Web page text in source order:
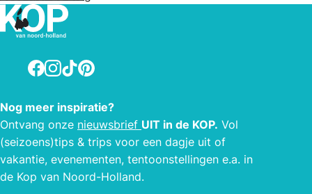
Facebook
Instagram
TikTokPinterest
Nog meer inspiratie?
Ontvang onze nieuwsbrief UIT in de KOP. Vol
(seizoens)tips & trips voor een dagje uit of
vakantie, evenementen, tentoonstellingen e.a. in
de Kop van Noord-Holland.